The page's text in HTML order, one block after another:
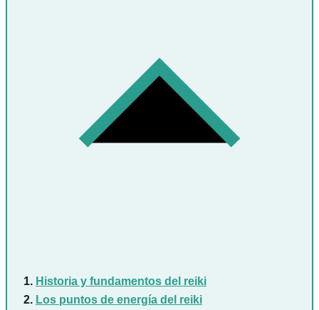
Historia y fundamentos del reiki
Los puntos de energía del reiki